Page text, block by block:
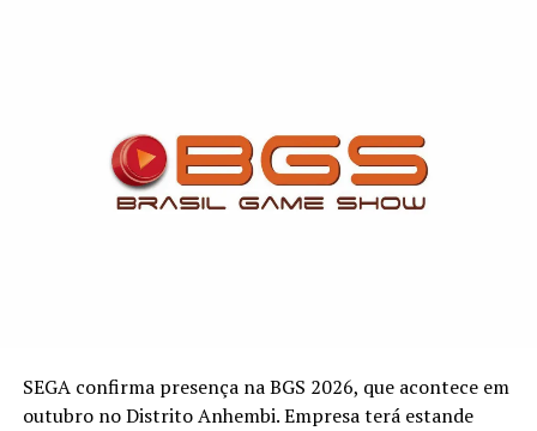
Estão abertas
as inscrições
Smite o novo
jogo da
Campeonato
Mundial de
SEGA confirma presença na BGS 2026, que acontece em
outubro no Distrito Anhembi. Empresa terá estande